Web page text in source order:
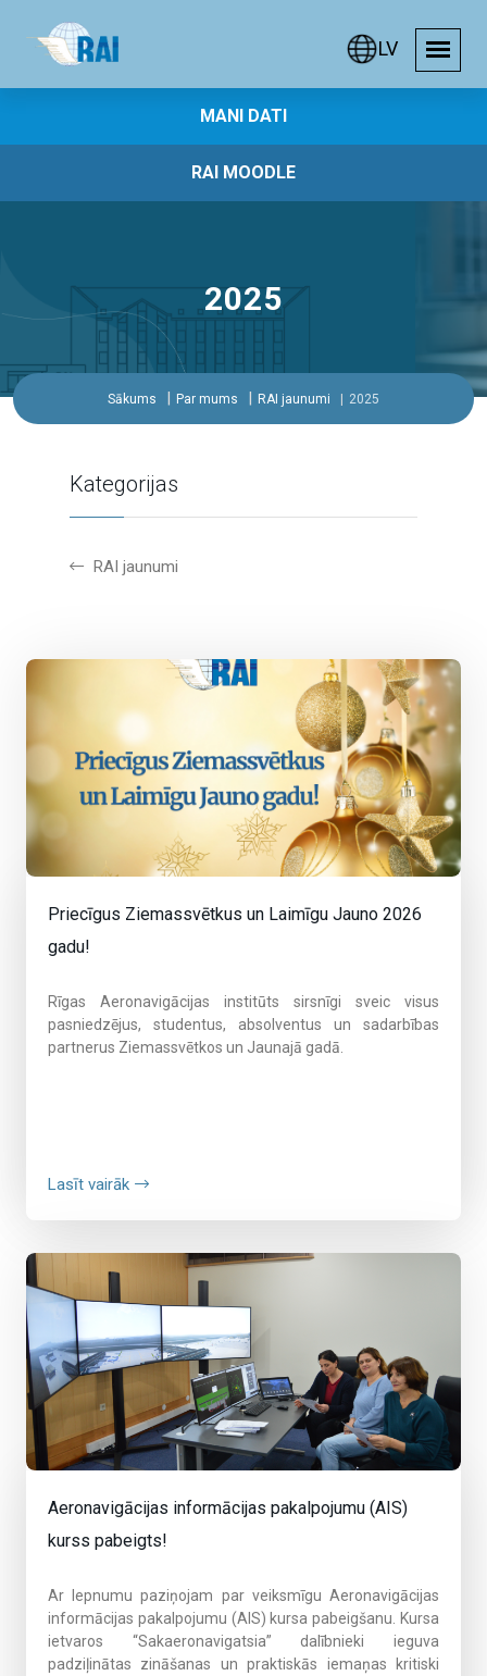
LV
MANI DATI
RAI MOODLE
2025
Sākums Par mums RAI jaunumi 2025
Kategorijas
RAI jaunumi
Priecīgus Ziemassvētkus un Laimīgu Jauno 2026
gadu!
Rīgas Aeronavigācijas institūts sirsnīgi sveic visus
pasniedzējus, studentus, absolventus un sadarbības
partnerus Ziemassvētkos un Jaunajā gadā.
Lasīt vairāk
Aeronavigācijas informācijas pakalpojumu (AIS)
kurss pabeigts!
Ar lepnumu paziņojam par veiksmīgu Aeronavigācijas
informācijas pakalpojumu (AIS) kursa pabeigšanu. Kursa
ietvaros “Sakaeronavigatsia” dalībnieki ieguva
padziļinātas zināšanas un praktiskās iemaņas kritiski